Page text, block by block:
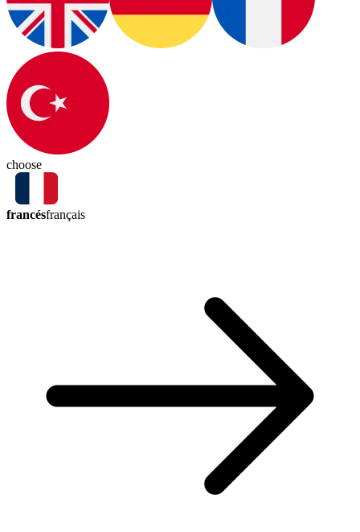
choose
francésfrançais